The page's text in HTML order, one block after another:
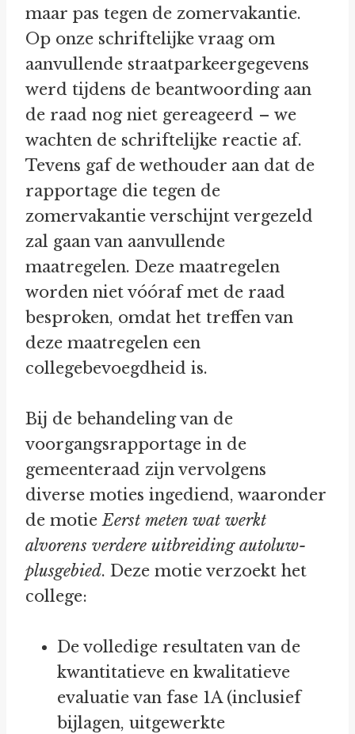
maar pas tegen de zomervakantie.
Op onze schriftelijke vraag om
aanvullende straatparkeergegevens
werd tijdens de beantwoording aan
de raad nog niet gereageerd – we
wachten de schriftelijke reactie af.
Tevens gaf de wethouder aan dat de
rapportage die tegen de
zomervakantie verschijnt vergezeld
zal gaan van aanvullende
maatregelen. Deze maatregelen
worden niet vóóraf met de raad
besproken, omdat het treffen van
deze maatregelen een
collegebevoegdheid is.
Bij de behandeling van de
voorgangsrapportage in de
gemeenteraad zijn vervolgens
diverse moties ingediend, waaronder
de motieEerst meten wat werkt
alvorens verdere uitbreiding autoluw-
plusgebied. Deze motie verzoekt het
college:
De volledige resultaten van de
kwantitatieve en kwalitatieve
evaluatie van fase 1A (inclusief
bijlagen, uitgewerkte